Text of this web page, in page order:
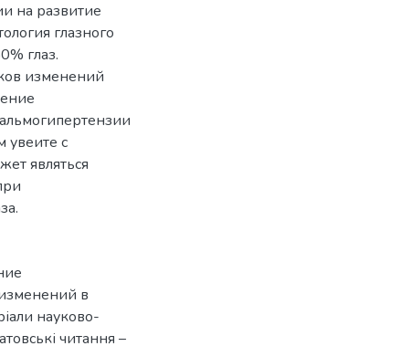
на развитие
глазного
глаз.
изменений
увеите с
являться
в
науково-
читання –